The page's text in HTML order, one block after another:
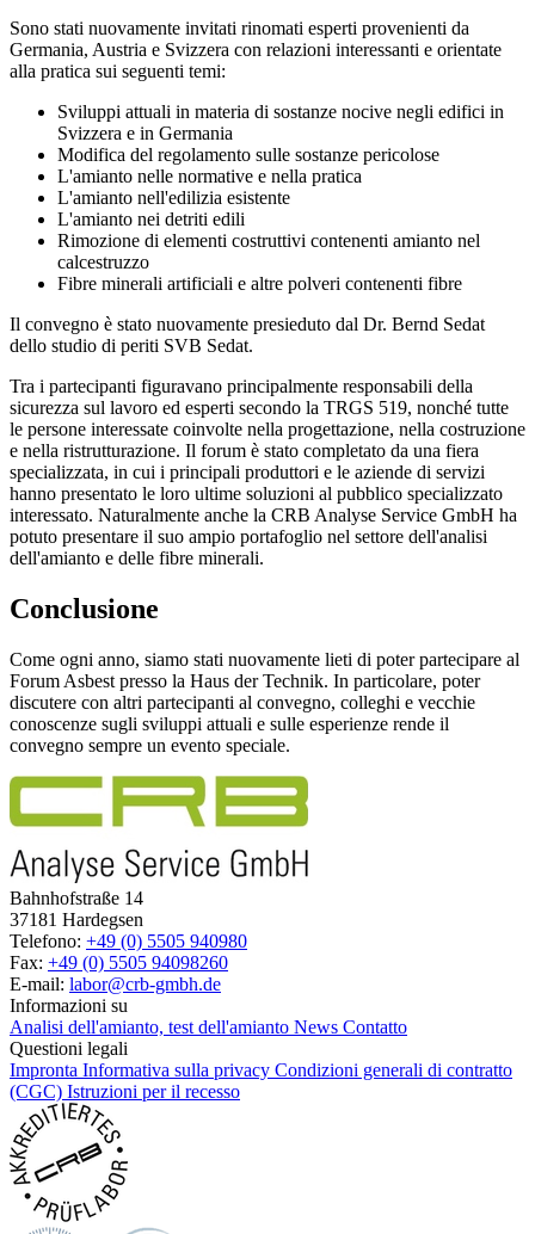
Sono stati nuovamente invitati rinomati esperti provenienti da
Germania, Austria e Svizzera con relazioni interessanti e orientate
alla pratica sui seguenti temi:
Sviluppi attuali in materia di sostanze nocive negli edifici in
Svizzera e in Germania
Modifica del regolamento sulle sostanze pericolose
L'amianto nelle normative e nella pratica
L'amianto nell'edilizia esistente
L'amianto nei detriti edili
Rimozione di elementi costruttivi contenenti amianto nel
calcestruzzo
Fibre minerali artificiali e altre polveri contenenti fibre
Il convegno è stato nuovamente presieduto dal Dr. Bernd Sedat
dello studio di periti SVB Sedat.
Tra i partecipanti figuravano principalmente responsabili della
sicurezza sul lavoro ed esperti secondo la TRGS 519, nonché tutte
le persone interessate coinvolte nella progettazione, nella costruzione
e nella ristrutturazione. Il forum è stato completato da una fiera
specializzata, in cui i principali produttori e le aziende di servizi
hanno presentato le loro ultime soluzioni al pubblico specializzato
interessato. Naturalmente anche la CRB Analyse Service GmbH ha
potuto presentare il suo ampio portafoglio nel settore dell'analisi
dell'amianto e delle fibre minerali.
Conclusione
Come ogni anno, siamo stati nuovamente lieti di poter partecipare al
Forum Asbest presso la Haus der Technik. In particolare, poter
discutere con altri partecipanti al convegno, colleghi e vecchie
conoscenze sugli sviluppi attuali e sulle esperienze rende il
convegno sempre un evento speciale.
Bahnhofstraße 14
37181 Hardegsen
Telefono: +49 (0) 5505 940980
Fax: +49 (0) 5505 94098260
E-mail: labor@crb-gmbh.de
Informazioni su
Analisi dell'amianto, test dell'amianto News Contatto
Questioni legali
Impronta Informativa sulla privacy Condizioni generali di contratto
(CGC) Istruzioni per il recesso